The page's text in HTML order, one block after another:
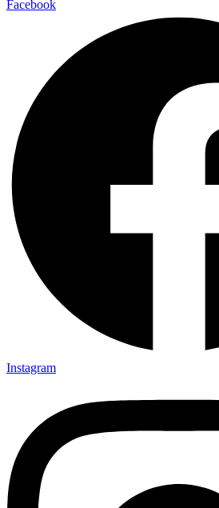
Facebook
Instagram